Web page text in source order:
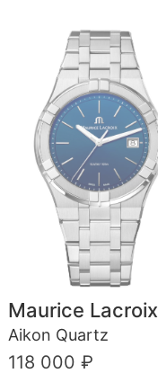
Maurice Lacroix
Aikon Quartz
118 000 ₽